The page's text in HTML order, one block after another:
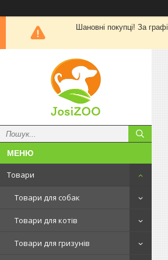
Шановні покупці! За
Товари
Товари для собак
Товари для котів
Товари для гризунів